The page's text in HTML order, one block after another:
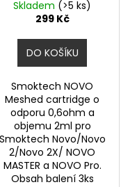
0,6ohm 2ml 3Pack
Skladem (>5 ks)
299 Kč
DO KOŠÍKU
Smoktech NOVO
Meshed cartridge o
odporu 0,6ohm a
objemu 2ml pro
Smoktech Novo/Novo
2/Novo 2X/ NOVO
MASTER a NOVO Pro.
Obsah balení 3ks